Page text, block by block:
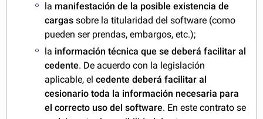
la manifestación de la posible existencia de
cargas sobre la titularidad del software (como
pueden ser prendas, embargos, etc.);
la información técnica que se deberá facilitar al
cedente. De acuerdo con la legislación
aplicable, elcedente deberá facilitar al
cesionario toda la información necesaria para
el correcto uso del software. En este contrato se